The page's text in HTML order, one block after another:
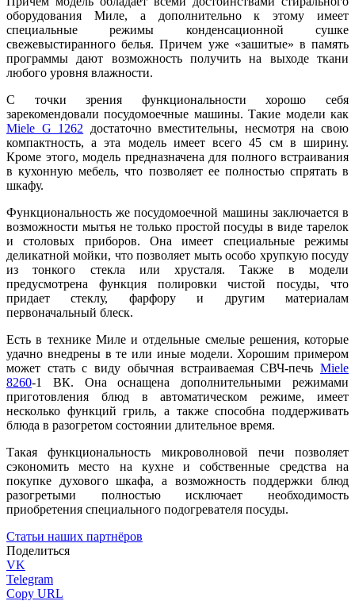
оборудования Миле, а дополнительно к этому имеет
специальные режимы конденсационной сушке
свежевыстиранного белья. Причем уже «зашитые» в память
программы дают возможность получить на выходе ткани
любого уровня влажности.
С точки зрения функциональности хорошо себя
зарекомендовали посудомоечные машины. Такие модели как
Miele G 1262 достаточно вместительны, несмотря на свою
компактность, а эта модель имеет всего 45 см в ширину.
Кроме этого, модель предназначена для полного встраивания
в кухонную мебель, что позволяет ее полностью спрятать в
шкафу.
Функциональность же посудомоечной машины заключается в
возможности мытья не только простой посуды в виде тарелок
и столовых приборов. Она имеет специальные режимы
деликатной мойки, что позволяет мыть особо хрупкую посуду
из тонкого стекла или хрусталя. Также в модели
предусмотрена функция полировки чистой посуды, что
придает стеклу, фарфору и другим материалам
первоначальный блеск.
Есть в технике Миле и отдельные смелые решения, которые
удачно внедрены в те или иные модели. Хорошим примером
может стать с виду обычная встраиваемая СВЧ-печь Miele
8260-1 ВК. Она оснащена дополнительными режимами
приготовления блюд в автоматическом режиме, имеет
несколько функций гриль, а также способна поддерживать
блюда в разогретом состоянии длительное время.
Такая функциональность микроволновой печи позволяет
сэкономить место на кухне и собственные средства на
покупке духового шкафа, а возможность поддержки блюд
разогретыми полностью исключает необходимость
приобретения специального подогревателя посуды.
Статьи наших партнёров
Поделиться
VK
Telegram
Copy URL